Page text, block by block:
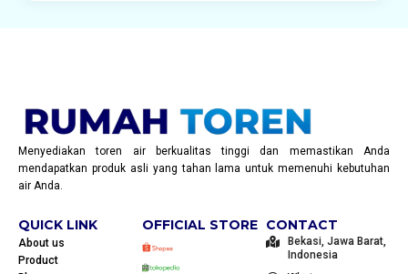
Menyediakan toren air berkualitas tinggi dan memastikan Anda
mendapatkan produk asli yang tahan lama untuk memenuhi kebutuhan
air Anda.
QUICK LINK
About us
Product
OFFICIAL STORE CONTACT
Bekasi, Jawa Barat,
Indonesia